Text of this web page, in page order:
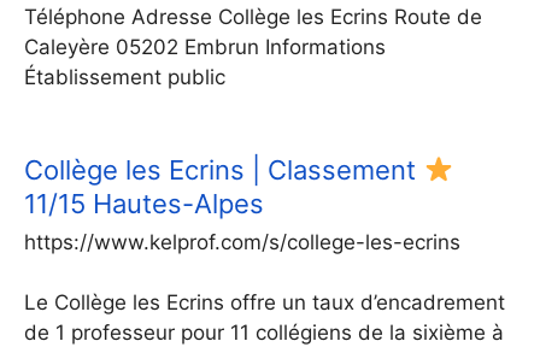
Téléphone Adresse Collège les Ecrins Route de
Caleyère 05202 Embrun Informations
Établissement public
Collège les Ecrins | Classement
11/15 Hautes-Alpes
https://www.kelprof.com/s/college-les-ecrins
Le Collège les Ecrins offre un taux d’encadrement
de 1 professeur pour 11 collégiens de la sixième à